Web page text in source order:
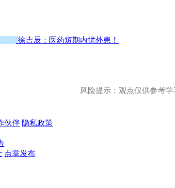
徐吉辰：医药短期内忧外患！
风险提示：观点仅供参考
伙伴 隐私政策
点掌发布